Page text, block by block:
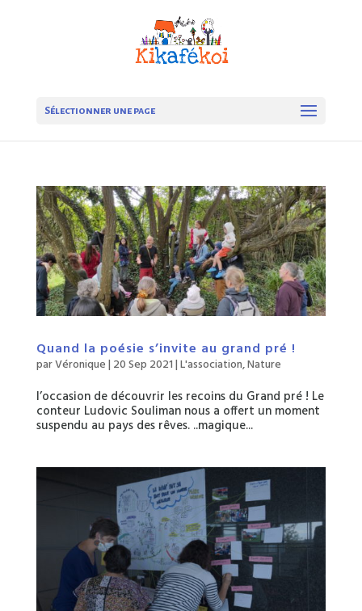
Sélectionner une page
Quand la poésie s’invite au grand pré !
parVéronique| 20 Sep 2021|L'association,Nature
l’occasion de découvrir les recoins du Grand pré ! Le
conteur Ludovic Souliman nous a offert un moment
suspendu au pays des rêves. ..magique...